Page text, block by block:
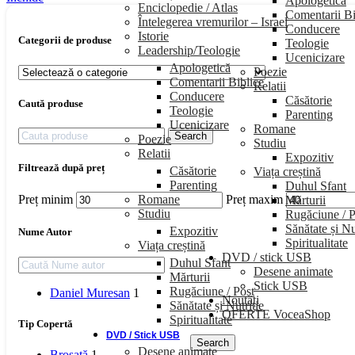
Comentarii
Conducere
Teologie
Ucenicizare
Poezie
Relatii
Căsătorie
Parenting
Romane
Studiu
Expozitiv
Viața creștină
Duhul Sfant
Mărturii
Rugăciune /
Sănătate și
Spiritualitate
DVD / stick USB
Desene animate
Stick USB
Noutăți
OFERTE VoceaShop
Search
Enciclopedie / Atlas
Întelegerea vremurilor – Israel
Istorie
Leadership/Teologie
Apologetică
Comentarii Biblice
Conducere
Teologie
Ucenicizare
Poezie
Relatii
Căsătorie
Parenting
Romane
Studiu
Expozitiv
Viața creștină
Duhul Sfant
Mărturii
Rugăciune / Post
Sănătate și Nutriție
Spiritualitate
DVD / Stick USB
Desene animate
Categorii de produse
Caută produse
Search
Filtrează după preț
Preț minim Preț maxim
Nume Autor
Daniel Muresan 1
Tip Copertă